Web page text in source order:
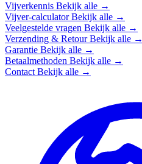
Vijverkennis Bekijk alle →
Vijver-calculatorBekijk alle →
Veelgestelde vragen Bekijk alle →
Verzending & RetourBekijk alle →
Garantie Bekijk alle →
Betaalmethoden Bekijk alle →
Contact Bekijk alle →